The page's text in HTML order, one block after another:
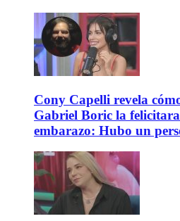
Cony Capelli revela
Gabriel Boric la
embarazo: Hubo un